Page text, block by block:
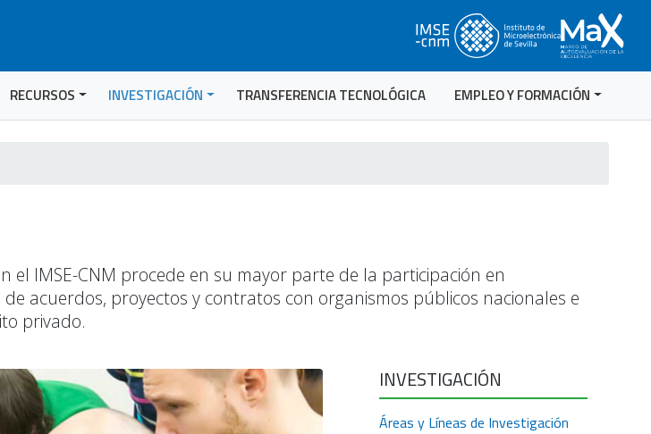
RECURSOS INVESTIGACIÓN TRANSFERENCIA TECNOLÓGICA EMPLEO Y FORMACIÓN
el IMSE-CNM procede en su mayor parte de la participación en
acuerdos, proyectos y contratos con organismos públicos nacionales e
privado.
INVESTIGACIÓN
Áreas y Líneas de Investigación